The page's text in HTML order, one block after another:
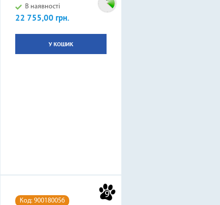
В наявності
Ціна
22 755,00 грн.
У КОШИК
9
Код: 900180056